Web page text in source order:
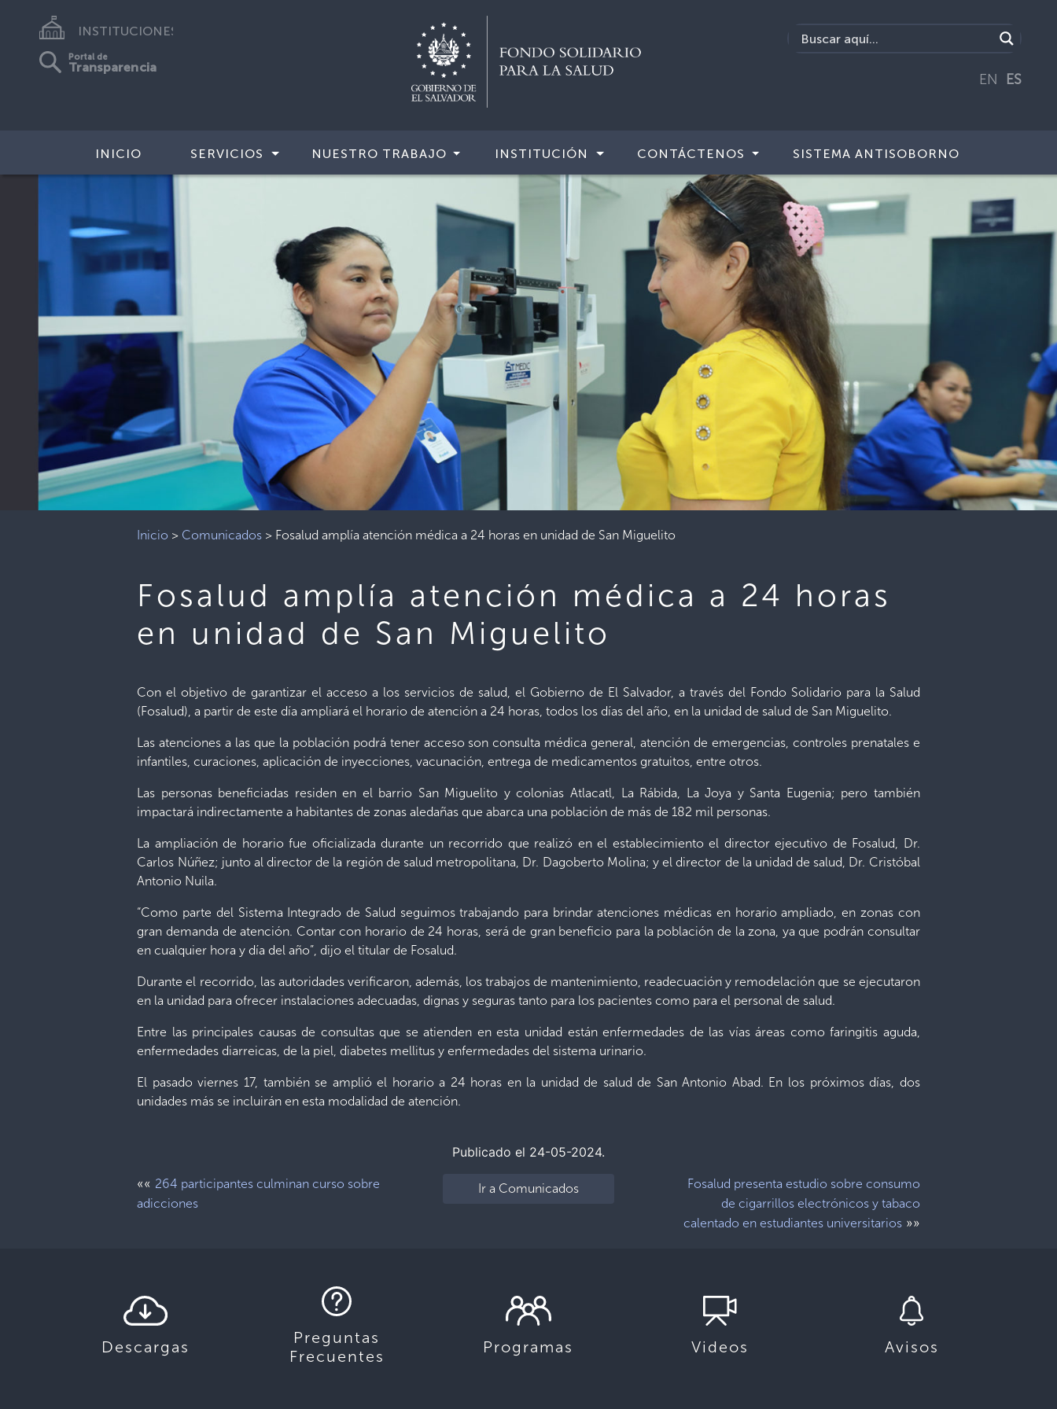
INSTITUCIONES
Portal de
Transparencia
EN ES
INICIO SERVICIOS NUESTRO TRABAJO INSTITUCIÓN CONTÁCTENOS SISTEMA ANTISOBORNO
Inicio > Comunicados > Fosalud amplía atención médica a 24 horas en unidad de San Miguelito
Fosalud amplía atención médica a 24 horas
en unidad de San Miguelito
Con el objetivo de garantizar el acceso a los servicios de salud, el Gobierno de El Salvador, a través del Fondo Solidario para la Salud
(Fosalud), a partir de este día ampliará el horario de atención a 24 horas, todos los días del año, en la unidad de salud de San Miguelito.
Las atenciones a las que la población podrá tener acceso son consulta médica general, atención de emergencias, controles prenatales e
infantiles, curaciones, aplicación de inyecciones, vacunación, entrega de medicamentos gratuitos, entre otros.
Las personas beneficiadas residen en el barrio San Miguelito y colonias Atlacatl, La Rábida, La Joya y Santa Eugenia; pero también
impactará indirectamente a habitantes de zonas aledañas que abarca una población de más de 182 mil personas.
La ampliación de horario fue oficializada durante un recorrido que realizó en el establecimiento el director ejecutivo de Fosalud, Dr.
Carlos Núñez; junto al director de la región de salud metropolitana, Dr. Dagoberto Molina; y el director de la unidad de salud, Dr. Cristóbal
Antonio Nuila.
“Como parte del Sistema Integrado de Salud seguimos trabajando para brindar atenciones médicas en horario ampliado, en zonas con
gran demanda de atención. Contar con horario de 24 horas, será de gran beneficio para la población de la zona, ya que podrán consultar
en cualquier hora y día del año”, dijo el titular de Fosalud.
Durante el recorrido, las autoridades verificaron, además, los trabajos de mantenimiento, readecuación y remodelación que se ejecutaron
en la unidad para ofrecer instalaciones adecuadas, dignas y seguras tanto para los pacientes como para el personal de salud.
Entre las principales causas de consultas que se atienden en esta unidad están enfermedades de las vías áreas como faringitis aguda,
enfermedades diarreicas, de la piel, diabetes mellitus y enfermedades del sistema urinario.
El pasado viernes 17, también se amplió el horario a 24 horas en la unidad de salud de San Antonio Abad. En los próximos días, dos
unidades más se incluirán en esta modalidad de atención.
Publicado el 24-05-2024.
«« 264 participantes culminan curso sobre
adicciones
Ir a Comunicados
Fosalud presenta estudio sobre consumo
de cigarrillos electrónicos y tabaco
calentado en estudiantes universitarios»»
Descargas
Preguntas
Frecuentes
Programas Videos Avisos